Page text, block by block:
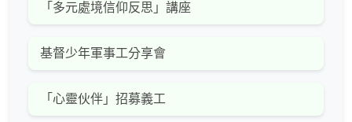
「多元處境信仰反思」講座
基督少年軍事工分享會
「心靈伙伴」招募義工